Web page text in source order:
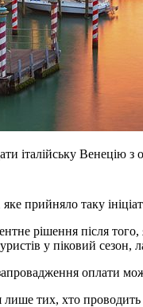
італійську
прийняло таку
рішення після
у піковий сезон,
оплати
тих, хто